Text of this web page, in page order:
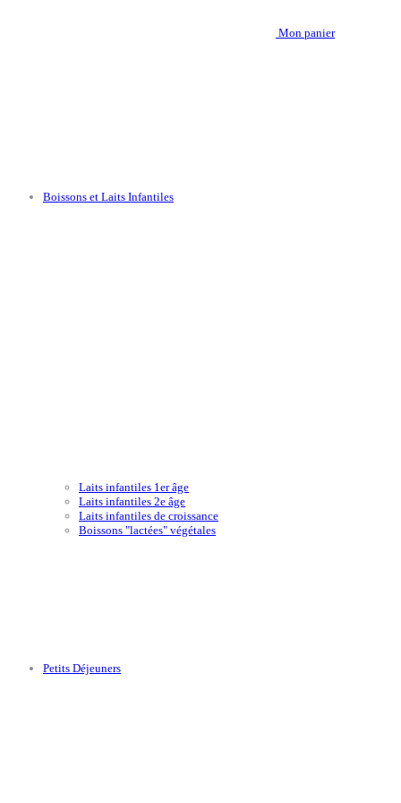
Mon panier
Boissons et Laits Infantiles
Laits infantiles 1er âge
Laits infantiles 2e âge
Laits infantiles de croissance
Boissons "lactées" végétales
Petits Déjeuners